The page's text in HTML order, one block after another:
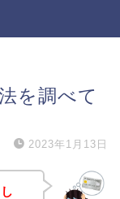
を調べて
2023年1月13日